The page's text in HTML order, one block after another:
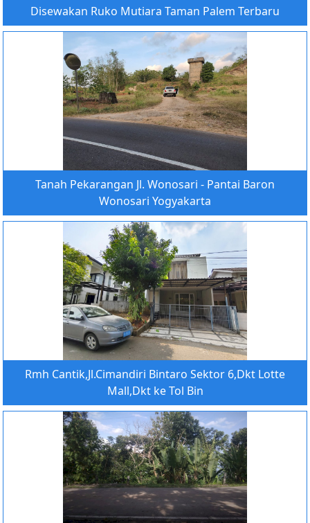
Disewakan Ruko Mutiara Taman Palem Terbaru
Tanah Pekarangan Jl. Wonosari - Pantai Baron
Wonosari Yogyakarta
Rmh Cantik,Jl.Cimandiri Bintaro Sektor 6,Dkt Lotte
Mall,Dkt ke Tol Bin